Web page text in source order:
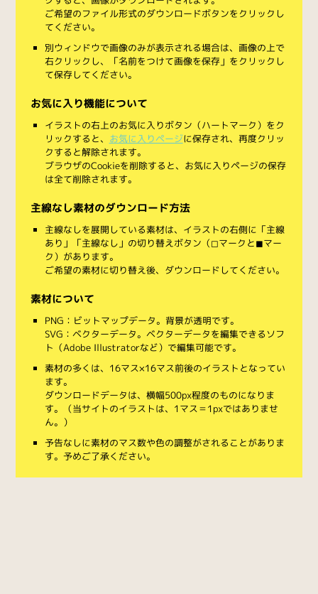
ご希望のファイル形式のダウンロードボタンをクリックし
てください。
別ウィンドウで画像のみが表示される場合は、画像の上で
右クリックし、「名前をつけて画像を保存」をクリックし
て保存してください。
お気に入り機能について
イラストの右上のお気に入りボタン（ハートマーク）をク
リックすると、 お気に入りページに保存され、再度クリッ
クすると解除されます。
ブラウザのCookieを削除すると、お気に入りページの保存
は全て削除されます。
主線なし素材のダウンロード方法
主線なしを展開している素材は、イラストの右側に「主線
あり」「主線なし」の切り替えボタン（◻︎マークと◼︎マー
ク）があります。
ご希望の素材に切り替え後、ダウンロードしてください。
素材について
PNG：ビットマップデータ。背景が透明です。
SVG：ベクターデータ。ベクターデータを編集できるソフ
ト（Adobe Illustratorなど）で編集可能です。
素材の多くは、16マス×16マス前後のイラストとなってい
ます。
ダウンロードデータは、横幅500px程度のものになりま
す。（当サイトのイラストは、1マス＝1pxではありませ
ん。）
予告なしに素材のマス数や色の調整がされることがありま
す。予めご了承ください。